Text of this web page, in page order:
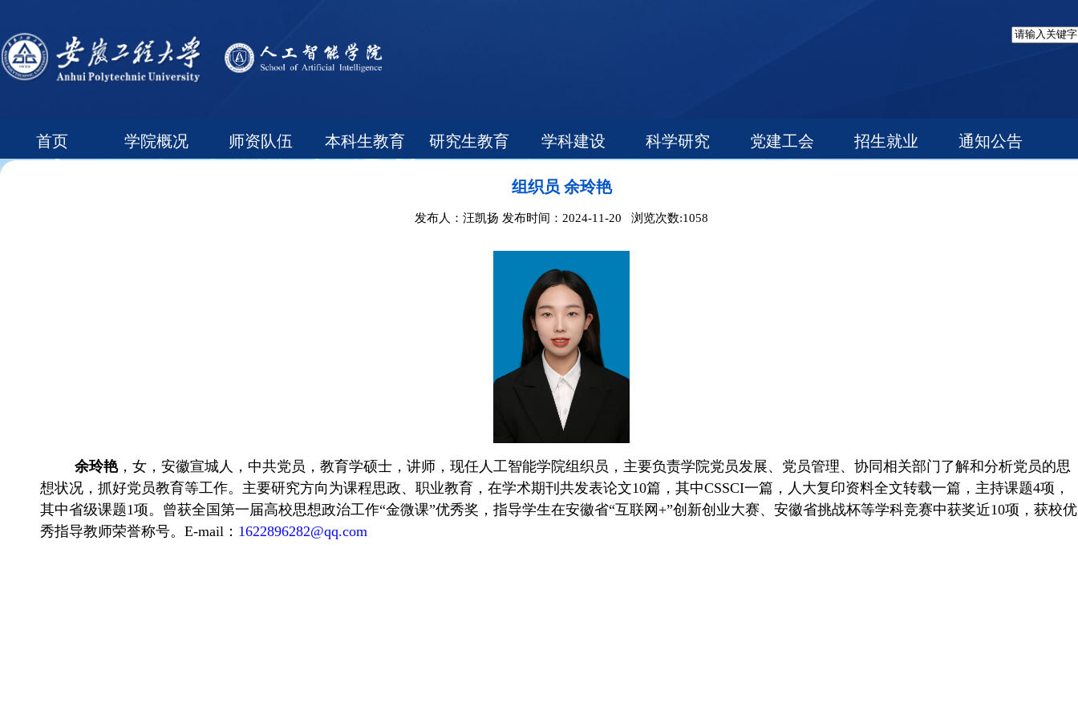
首页 学院概况 师资队伍 本科生教育 研究生教育 学科建设 科学研究 党建工会 招生就业 通知公告
组织员 余玲艳
发布人：汪凯扬 发布时间：2024-11-20 浏览次数:1058
余玲艳，女，安徽宣城人，中共党员，教育学硕士，讲师，现任人工智能学院组织员，主要负责学院党员发展、党员管理、协同相关部门了解和分析党员的思
想状况，抓好党员教育等工作。主要研究方向为课程思政、职业教育，在学术期刊共发表论文10篇，其中CSSCI一篇，人大复印资料全文转载一篇，主持课题4项，
其中省级课题1项。曾获全国第一届高校思想政治工作“金微课”优秀奖，指导学生在安徽省“互联网 +”创新创业大赛、安徽省挑战杯等学科竞赛中获奖近10项，获校优
秀指导教师荣誉称号。 E-mail ： 1622896282@qq.com